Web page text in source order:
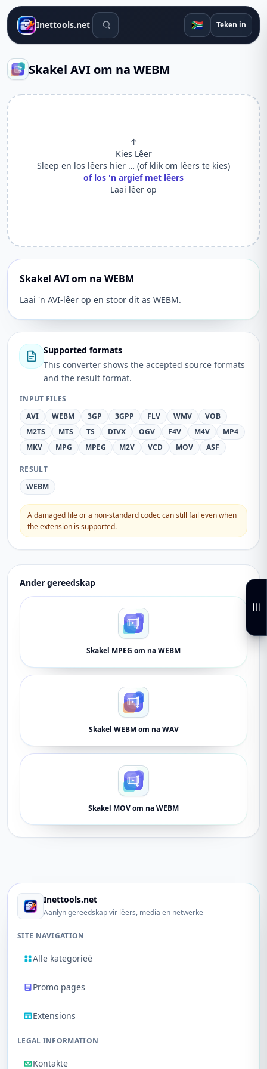
Inettools.net Soek gereedskap 🇿🇦 Teken in
Skakel AVI om na WEBM
↑
Kies Lêer
Sleep en los lêers hier … (of klik om lêers te kies)
of los 'n argief met lêers
Laai lêer op
Skakel AVI om na WEBM
Laai 'n AVI-lêer op en stoor dit as WEBM.
Supported formats
This converter shows the accepted source formats
and the result format.
INPUT FILES
AVI
WEBM 3GP 3GPP FLV WMV
VOB
M2TS
MTS TS DIVX OGV F4V M4V
MP4
MKV
MPG MPEG M2V VCD MOV ASF
RESULT
WEBM
A damaged file or a non-standard codec can still fail even when
the extension is supported.
Ander gereedskap
Skakel MPEG om na WEBM
Skakel WEBM om na WAV
Skakel MOV om na WEBM
Inettools.net
Aanlyn gereedskap vir lêers, media en netwerke
SITE NAVIGATION
Alle kategorieë
Promo pages
Extensions
LEGAL INFORMATION
Kontakte